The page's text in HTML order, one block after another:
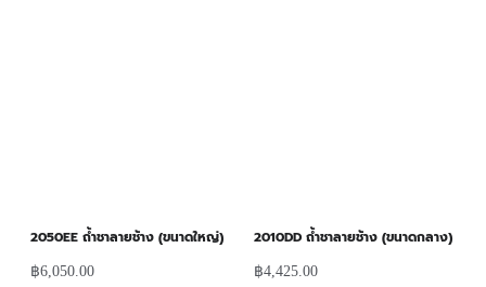
2050EE ถ้ำชาลายช้าง (ขนาดใหญ่)
฿6,050.00
2010DD ถ้ำชาลายช้าง (ขนาดกลาง)
฿4,425.00